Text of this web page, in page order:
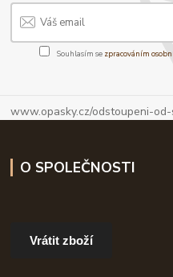
Souhlasím se zpracováním
www.opasky.cz/odstoupeni-
O SPOLEČNOSTI
Vrátit zboží